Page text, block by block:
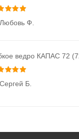
Ф.
ведро КАПАС 72
Б.